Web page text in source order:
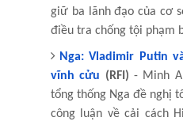
giữ ba lãnh đạo của cơ
điều tra chống tội phạm
Nga: Vladimir Putin
vĩnh cửu (RFI) - Minh
tổng thống Nga đề nghị
công luận về cải cách